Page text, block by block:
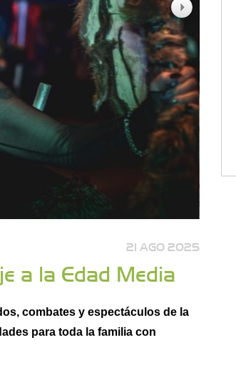
21 AGO 2025
a la Edad Media
combates y espectáculos de la
para toda la familia con